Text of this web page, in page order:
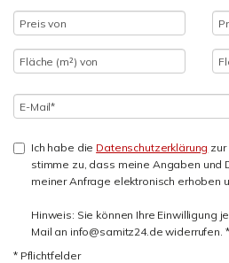
Ich habe die Datenschutzerklärung zur
stimme zu, dass meine Angaben und
meiner Anfrage elektronisch erhoben
Hinweis: Sie können Ihre Einwilligung
Mail an info@samitz24.de widerrufen. *
* Pflichtfelder